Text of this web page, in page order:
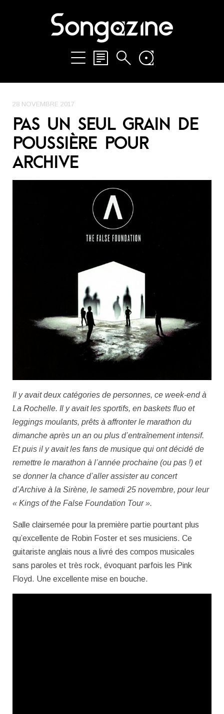
28 NOVEMBRE 2017
PAS UN SEUL GRAIN DE
POUSSIÈRE POUR
ARCHIVE
Il y avait deux catégories de personnes, ce week-end à
La Rochelle. Il y avait les sportifs, en baskets fluo et
leggings moulants, prêts à affronter le marathon du
dimanche après un an ou plus d’entraînement intensif.
Et puis il y avait les fans de musique qui ont décidé de
remettre le marathon à l’année prochaine (ou pas !) et
se donner la chance d’aller assister au concert
d’Archive à la Sirène, le samedi 25 novembre, pour leur
« Kings of the False Foundation Tour ».
Salle clairsemée pour la première partie pourtant plus
qu’excellente de Robin Foster et ses musiciens. Ce
guitariste anglais nous a livré des compos musicales
sans paroles et très rock, évoquant parfois les Pink
Floyd. Une excellente mise en bouche.